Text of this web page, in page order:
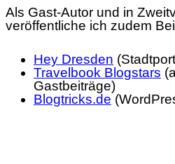
Als Gast-Autor und in
veröffentliche ich zudem
Hey Dresden
Travelbook Blogstars
Gastbeiträge)
Blogtricks.de